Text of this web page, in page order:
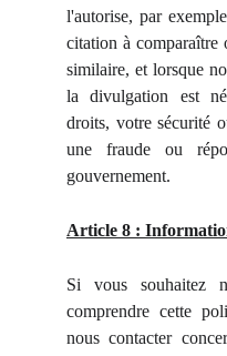
l'autorise, par
citation à comparaître
similaire, et lorsque
la divulgation est
droits, votre sécurité
une fraude ou
gouvernement.
Article 8 :
Si vous souhaitez
comprendre cette
nous contacter